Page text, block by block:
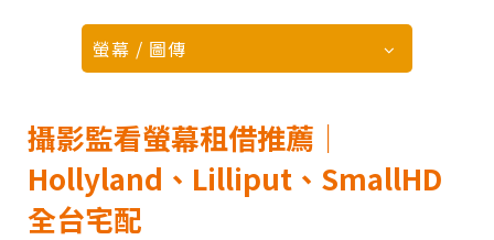
螢幕 / 圖傳
攝影監看螢幕租借推薦｜
Hollyland、Lilliput、SmallHD
全台宅配
攝影專欄